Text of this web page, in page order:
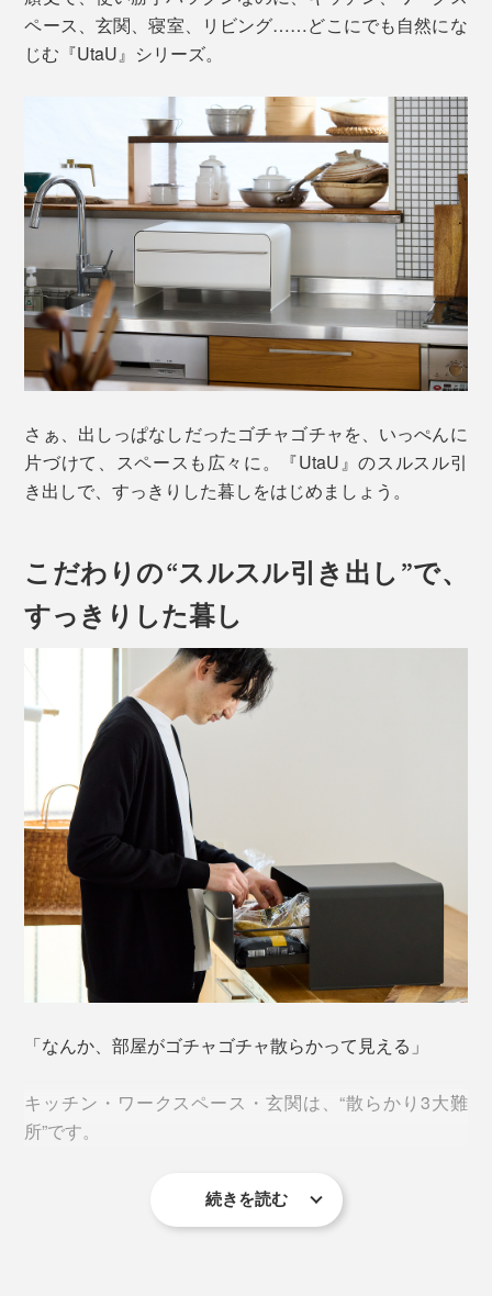
ペース、玄関、寝室、リビング……どこにでも自然にな
じむ『UtaU』シリーズ。
さぁ、出しっぱなしだったゴチャゴチャを、いっぺんに
片づけて、スペースも広々に。『UtaU』のスルスル引
き出しで、すっきりした暮しをはじめましょう。
こだわりの“スルスル引き出し”で、
すっきりした暮し
「なんか、部屋がゴチャゴチャ散らかって見える」
キッチン・ワークスペース・玄関は、“散らかり3大難
所”です。
食器棚や本棚、靴箱……大型の収納スペースはあって
続きを読む